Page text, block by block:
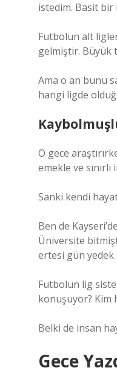
istedim. Basit bir
Futbolun alt
gelmiştir. Büyük
Ama o an bunu
hangi ligde
O gece
emekle ve
Sanki kendi
Ben de
Üniversite
ertesi gün yedek
Futbolun lig
konuşuyor? Kim
Belki de insan
Gece